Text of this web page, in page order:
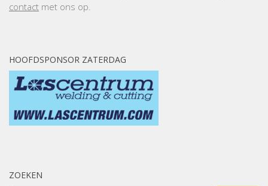
contact met ons op.
HOOFDSPONSOR ZATERDAG
ZOEKEN